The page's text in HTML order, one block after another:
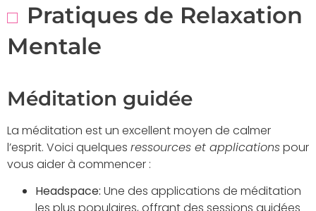
Pratiques de Relaxation
Mentale
Méditation guidée
La méditation est un excellent moyen de calmer
l’esprit. Voici quelques ressources et applicationspour
vous aider à commencer :
Headspace: Une des applications de méditation